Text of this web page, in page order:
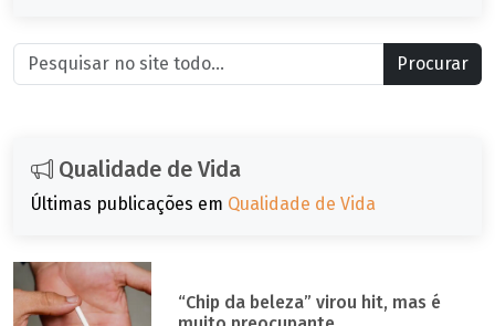
Procurar
Qualidade de Vida
Últimas publicações em Qualidade de Vida
“Chip da beleza” virou hit, mas é